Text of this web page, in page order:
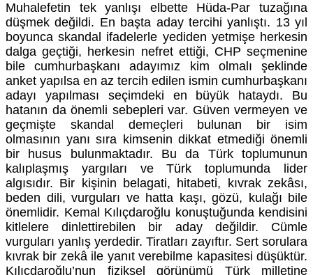
Muhalefetin tek yanlışı elbette Hüda-Par tuzağına
düşmek değildi. En başta aday tercihi yanlıştı. 13 yıl
boyunca skandal ifadelerle yediden yetmişe herkesin
dalga geçtiği, herkesin nefret ettiği, CHP seçmenine
bile cumhurbaşkanı adayımız kim olmalı şeklinde
anket yapılsa en az tercih edilen ismin cumhurbaşkanı
adayı yapılması seçimdeki en büyük hataydı. Bu
hatanın da önemli sebepleri var. Güven vermeyen ve
geçmişte skandal demeçleri bulunan bir isim
olmasının yanı sıra kimsenin dikkat etmediği önemli
bir husus bulunmaktadır. Bu da Türk toplumunun
kalıplaşmış yargıları ve Türk toplumunda lider
algısıdır. Bir kişinin belagati, hitabeti, kıvrak zekâsı,
beden dili, vurguları ve hatta kaşı, gözü, kulağı bile
önemlidir. Kemal Kılıçdaroğlu konuştuğunda kendisini
kitlelere dinlettirebilen bir aday değildir. Cümle
vurguları yanlış yerdedir. Tiratları zayıftır. Sert sorulara
kıvrak bir zekâ ile yanıt verebilme kapasitesi düşüktür.
Kılıçdaroğlu’nun fiziksel görünümü Türk milletine